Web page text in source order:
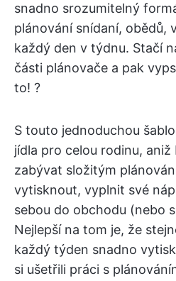
snadno srozumitelný
plánování snídaní, obědů,
každý den v týdnu. Stačí
části plánovače a pak
to! ?
S touto jednoduchou
jídla pro celou rodinu, aniž
zabývat složitým
vytisknout, vyplnit své
sebou do obchodu (nebo
Nejlepší na tom je, že
každý týden snadno
si ušetřili práci s